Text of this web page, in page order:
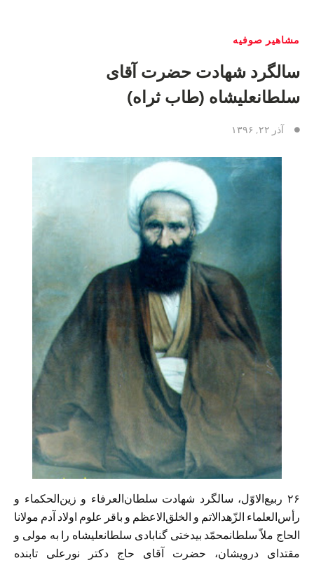
مشاهیر صوفیه
سالگرد شهادت حضرت آقای
سلطانعلیشاه (طاب ثراه)
آذر ۲۲, ۱۳۹۶
۲۶ ربیع‌الاوّل، سالگرد شهادت سلطان‌العرفاء و زین‌الحكماء و
رأس‌العلماء الزّهدالاتم و الخلق‌الاعظم و باقر علوم اولاد آدم مولانا
الحاج ملاّ سلطانمحمّد بیدختی گنابادی سلطانعلیشاه را به مولی و
مقتدای درویشان، حضرت آقای حاج دکتر نورعلی تابنده